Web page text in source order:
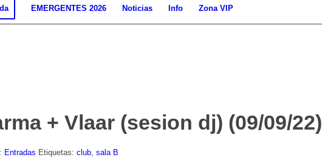
EMERGENTES 2026 Noticias Info Zona VIP
+ Vlaar (sesion dj) (09/09/22)
Entradas Etiquetas: club, sala B